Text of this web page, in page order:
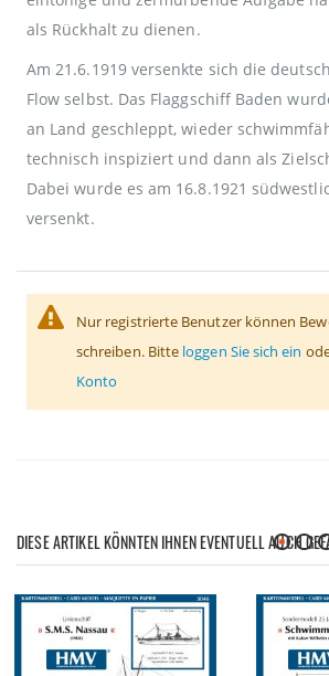
als Rückhalt zu dienen.
Am 21.6.1919 versenkte sich die
Flow selbst. Das Flaggschiff Baden
an Land geschleppt, wieder
technisch inspiziert und dann als
Dabei wurde es am 16.8.1921
versenkt.
Nur registrierte Benutzer können
schreiben. Bitte loggen Sie sich ein
Konto
DIESE ARTIKEL KÖNNTEN IHNEN EVENTUELL AUCH